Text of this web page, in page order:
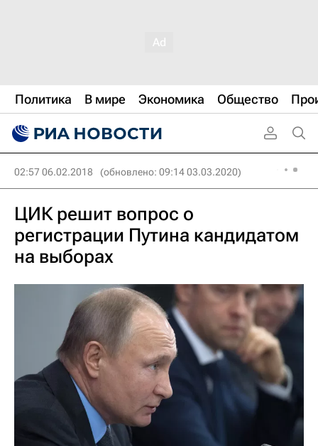
Политика В мире Экономика Общество
02:57 06.02.2018 (обновлено: 09:14 03.03.2020)
ЦИК решит вопрос о
регистрации Путина кандидатом
на выборах